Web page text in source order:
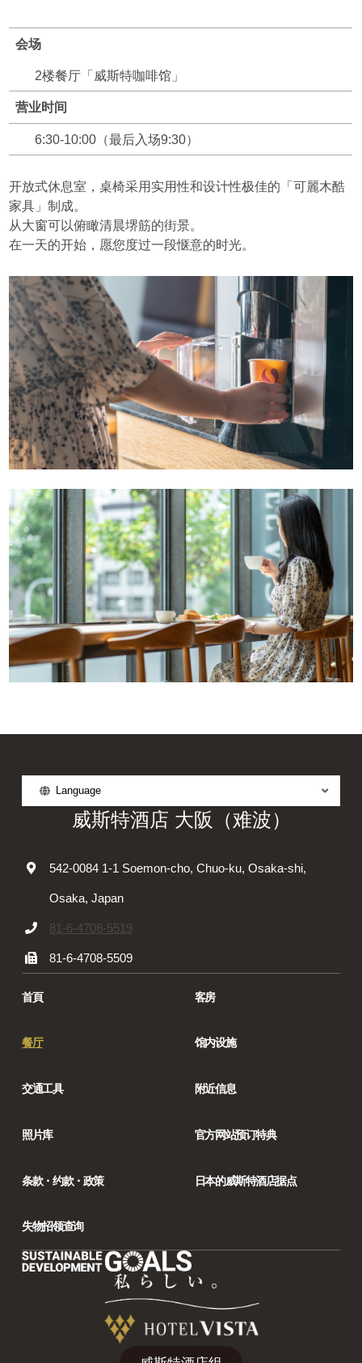
会场
2楼餐厅「威斯特咖啡馆」
营业时间
6:30-10:00（最后入场9:30）
开放式休息室，桌椅采用实用性和设计性极佳的「可麗木酷
家具」制成。
从大窗可以俯瞰清晨堺筋的街景。
在一天的开始，愿您度过一段惬意的时光。
Language
威斯特酒店 大阪（难波）
542-0084 1-1 Soemon-cho, Chuo-ku, Osaka-shi,
Osaka, Japan
81-6-4708-5519
81-6-4708-5509
首頁 客房
餐厅 馆内设施
交通工具 附近信息
照片库 官方网站预订特典
条款・约款・政策 日本的威斯特酒店据点
失物招领查询